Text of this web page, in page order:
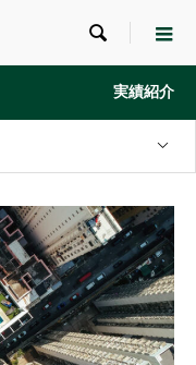

実績紹介